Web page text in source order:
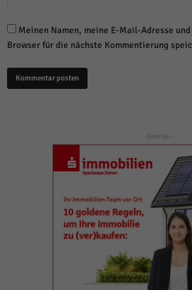
Meinen Namen, meine E-Mail-Adresse
Browser für die nächste Kommentierung
- Anzeige -